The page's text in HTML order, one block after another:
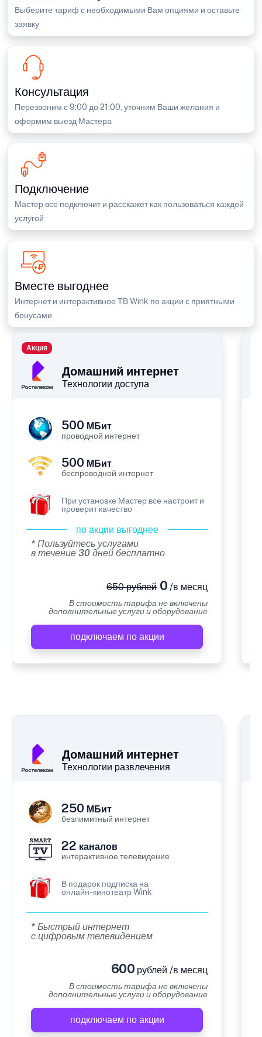
Выберите тариф с необходимыми Вам опциями и оставьте
заявку
Консультация
Перезвоним с 9:00 до 21:00, уточним Ваши желания и
оформим выезд Мастера
Подключение
Мастер все подключит и расскажет как пользоваться каждой
услугой
Вместе выгоднее
Интернет и интерактивное ТВ Wink по акции с приятными
бонусами
Домашний интернет
Технологии доступа
Акция
500 МБит
проводной интернет
500 МБит
беспроводной интернет
При установке Мастер все настроит и
проверит качество
по акции выгоднее
* Пользуйтесь услугами
в течение 30 дней бесплатно
650 рублей0 /в месяц
В стоимость тарифа не включены
дополнительные услуги и оборудование
подключаем по акции
Домашний интернет
Технологии развлечения
250 МБит
безлимитный интернет
22 каналов
интерактивное телевидение
В подарок подписка на
онлайн-кинотеатр Wink
* Быстрый интернет
с цифровым телевидением
600 рублей /в месяц
В стоимость тарифа не включены
дополнительные услуги и оборудование
подключаем по акции